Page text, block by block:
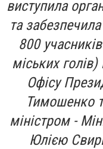
виступила
та
800
міських
Офісу
Тимошенко
міністром -
Юлією